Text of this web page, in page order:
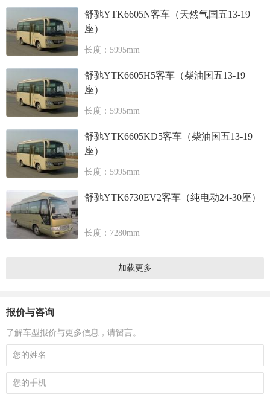
舒驰YTK6605N客车（天然气国五13-19
座）
长度：5995mm
舒驰YTK6605H5客车（柴油国五13-19
座）
长度：5995mm
舒驰YTK6605KD5客车（柴油国五13-19
座）
长度：5995mm
舒驰YTK6730EV2客车（纯电动24-30座）
长度：7280mm
加载更多
报价与咨询
了解车型报价与更多信息，请留言。